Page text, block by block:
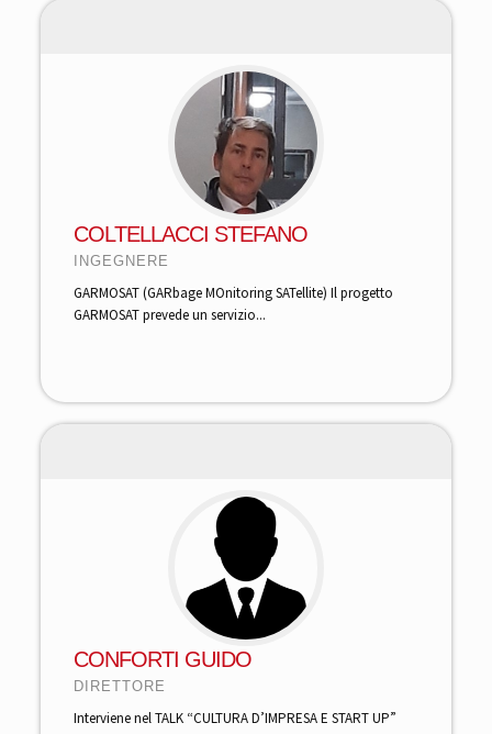
COLTELLACCI STEFANO
INGEGNERE
GARMOSAT (GARbage MOnitoring SATellite) Il progetto
GARMOSAT prevede un servizio...
CONFORTI GUIDO
DIRETTORE
Interviene nel TALK “CULTURA D’IMPRESA E START UP”